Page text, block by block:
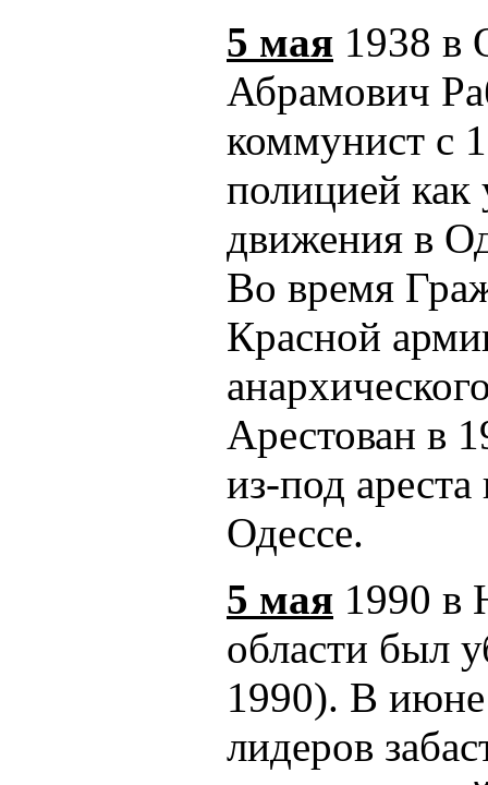
5 мая 1938 в
Абрамович
коммунист с
полицией как
движения в
Во время
Красной
Арестован в
из-под
Одессе.
5 мая 1990 в
области был
1990). В
лидеров